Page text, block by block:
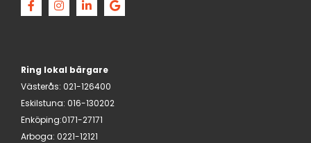
Ring lokal bärgare
Västerås: 021-126400
Eskilstuna: 016-130202
Enköping:0171-27171
Arboga: 0221-12121